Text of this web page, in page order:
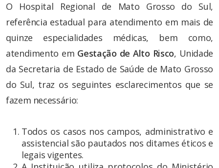
O Hospital Regional de Mato Grosso do Sul,
referência estadual para atendimento em mais de
quinze especialidades médicas, bem como,
atendimento em Gestação de Alto Risco, Unidade
da Secretaria de Estado de Saúde de Mato Grosso
do Sul, traz os seguintes esclarecimentos que se
fazem necessário:
Todos os casos nos campos, administrativo e
assistencial são pautados nos ditames éticos e
legais vigentes.